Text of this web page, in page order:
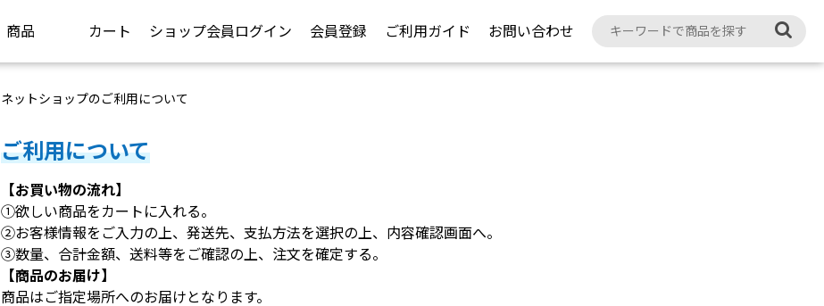
商品 カート ショップ会員ログイン 会員登録 ご利用ガイド お問い合わせ
ネットショップのご利用について
ご利用について
【お買い物の流れ】
①欲しい商品をカートに入れる。
②お客様情報をご入力の上、発送先、支払方法を選択の上、内容確認画面へ。
③数量、合計金額、送料等をご確認の上、注文を確定する。
【商品のお届け】
商品はご指定場所へのお届けとなります。